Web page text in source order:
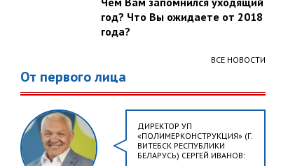
год? Что Вы ожидаете от 2018
года?
ВСЕ НОВОСТИ
От первого лица
ДИРЕКТОР УП
«ПОЛИМЕРКОНСТРУКЦИЯ» (Г.
ВИТЕБСК РЕСПУБЛИКИ
БЕЛАРУСЬ) СЕРГЕЙ ИВАНОВ: